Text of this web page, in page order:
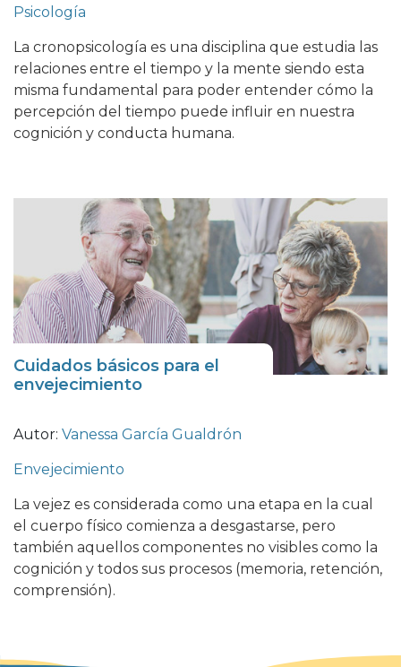
Psicología
La cronopsicología es una disciplina que estudia las
relaciones entre el tiempo y la mente siendo esta
misma fundamental para poder entender cómo la
percepción del tiempo puede influir en nuestra
cognición y conducta humana.
Cuidados básicos para el
envejecimiento
Autor: Vanessa García Gualdrón
Envejecimiento
La vejez es considerada como una etapa en la cual
el cuerpo físico comienza a desgastarse, pero
también aquellos componentes no visibles como la
cognición y todos sus procesos (memoria, retención,
comprensión).